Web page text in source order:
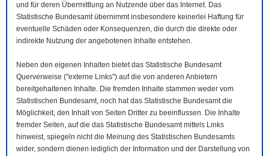
und für deren Übermittlung an Nutzende über das Internet. Das
Statistische Bundesamt übernimmt insbesondere keinerlei Haftung für
eventuelle Schäden oder Konsequenzen, die durch die direkte oder
indirekte Nutzung der angebotenen Inhalte entstehen.
Neben den eigenen Inhalten bietet das Statistische Bundesamt
Querverweise ("externe Links") auf die von anderen Anbietern
bereitgehaltenen Inhalte. Die fremden Inhalte stammen weder vom
Statistischen Bundesamt, noch hat das Statistische Bundesamt die
Möglichkeit, den Inhalt von Seiten Dritter zu beeinflussen. Die Inhalte
fremder Seiten, auf die das Statistische Bundesamt mittels Links
hinweist, spiegeln nicht die Meinung des Statistischen Bundesamts
wider, sondern dienen lediglich der Information und der Darstellung von